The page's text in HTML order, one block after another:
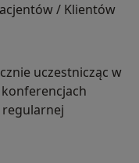
/ Klientów
uczestnicząc w
regularnej